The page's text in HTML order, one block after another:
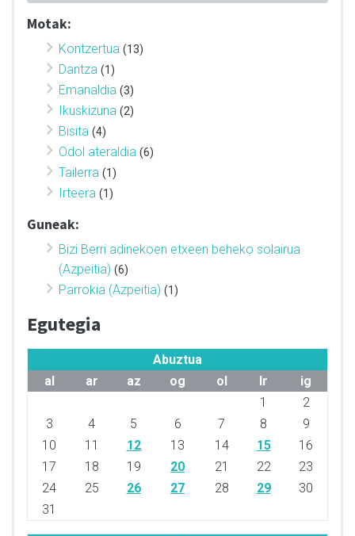
Motak:
Kontzertua (13)
Dantza (1)
Emanaldia (3)
Ikuskizuna (2)
Bisita (4)
Odol ateraldia (6)
Tailerra (1)
Irteera (1)
Guneak:
Bizi Berri adinekoen etxeen beheko solairua
(Azpeitia) (6)
Parrokia (Azpeitia) (1)
Egutegia
Abuztua
al
ar az og ol lr
ig
1
2
3
4 5 6 7 8
9
10
11 12 13 14 15
16
17
18 19 20 21 22
23
24
25 26 27 28 29
30
31